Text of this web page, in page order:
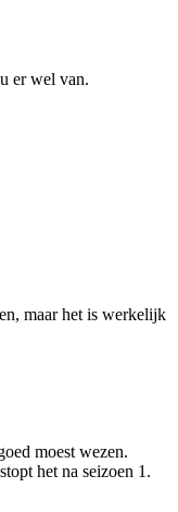
er wel van.
maar het is werkelijk
moest wezen.
het na seizoen 1.